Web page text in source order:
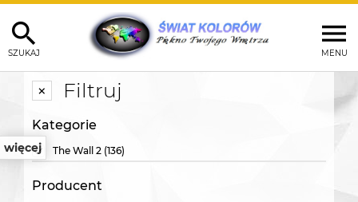
MENU
SZUKAJ
więcej
Filtruj
Kategorie
The Wall 2 (136)
Producent